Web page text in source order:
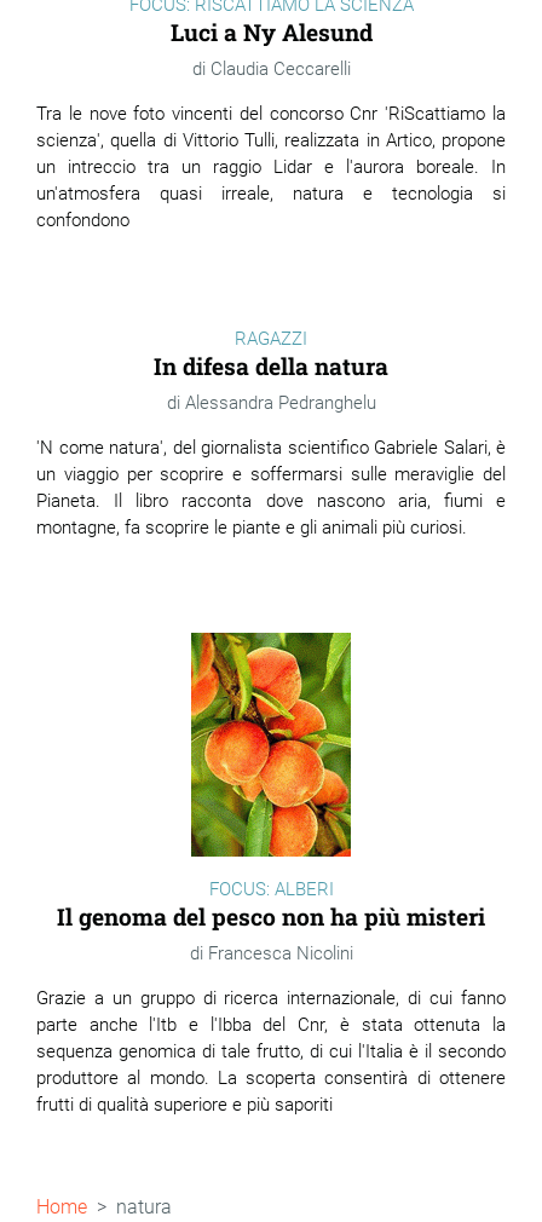
FOCUS: RISCATTIAMO LA SCIENZA
Luci a Ny Alesund
Claudia Ceccarelli
Tra le nove foto vincenti del concorso Cnr 'RiScattiamo la
scienza', quella di Vittorio Tulli, realizzata in Artico, propone
un intreccio tra un raggio Lidar e l'aurora boreale. In
un'atmosfera quasi irreale, natura e tecnologia si
confondono
RAGAZZI
In difesa della natura
Alessandra Pedranghelu
'N come natura', del giornalista scientifico Gabriele Salari, è
un viaggio per scoprire e soffermarsi sulle meraviglie del
Pianeta. Il libro racconta dove nascono aria, fiumi e
montagne, fa scoprire le piante e gli animali più curiosi.
FOCUS: ALBERI
Il genoma del pesco non ha più misteri
Francesca Nicolini
Grazie a un gruppo di ricerca internazionale, di cui fanno
parte anche l'Itb e l'Ibba del Cnr, è stata ottenuta la
sequenza genomica di tale frutto, di cui l'Italia è il secondo
produttore al mondo. La scoperta consentirà di ottenere
frutti di qualità superiore e più saporiti
Briciole
Home natura